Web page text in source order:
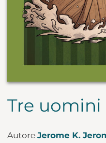
Tre uomini
Autore Jerome K.